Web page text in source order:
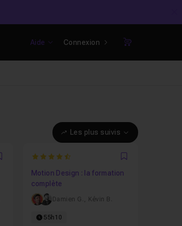
Aide Connexion
Panier
Les plus suivis
Favori 4.746835443038 Favori
Motion Design : la formation
complète
Damien G. , Kévin B.
55h10